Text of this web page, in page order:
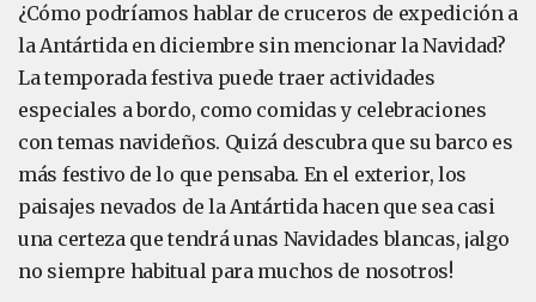
¿Cómo podríamos hablar de cruceros de expedición a
la Antártida en diciembre sin mencionar la Navidad?
La temporada festiva puede traer actividades
especiales a bordo, como comidas y celebraciones
con temas navideños. Quizá descubra que su barco es
más festivo de lo que pensaba. En el exterior, los
paisajes nevados de la Antártida hacen que sea casi
una certeza que tendrá unas Navidades blancas, ¡algo
no siempre habitual para muchos de nosotros!